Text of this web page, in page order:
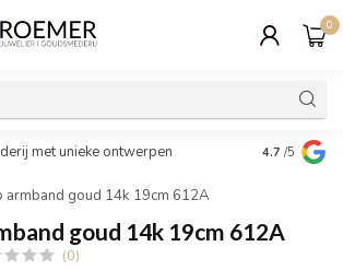
0
met unieke ontwerpen Wij
cadeau
4.7 /5
armband goud 14k 19cm 612A
goud 14k 19cm 612A
(0)